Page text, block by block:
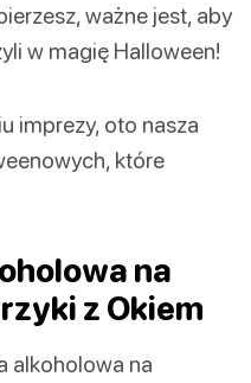
ważne jest, aby
w magię Halloween!
imprezy, oto nasza
które
na
z Okiem
alkoholowa na